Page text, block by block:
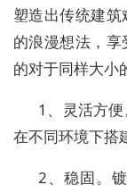
塑造出传统建
的浪漫想法，
的对于同样大小
1、灵活方
在不同环境下搭
2、稳固。